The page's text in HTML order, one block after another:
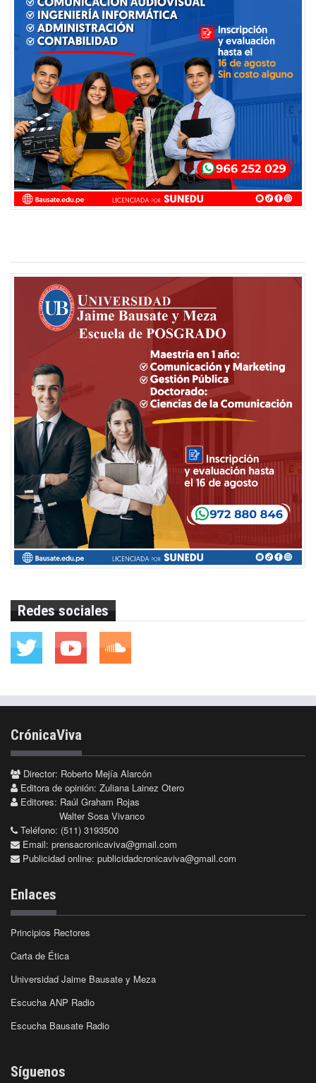
Redes sociales
CrónicaViva
Director: Roberto Mejía Alarcón
Editora de opinión: Zuliana Lainez Otero
Editores: Raúl Graham Rojas
Walter Sosa Vivanco
Teléfono: (511) 3193500
Email: prensacronicaviva@gmail.com
Publicidad online: publicidadcronicaviva@gmail.com
Enlaces
Principios Rectores
Carta de Ética
Universidad Jaime Bausate y Meza
Escucha ANP Radio
Escucha Bausate Radio
Síguenos